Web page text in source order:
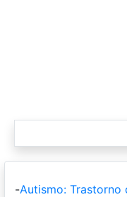
-Autismo: Trastorno